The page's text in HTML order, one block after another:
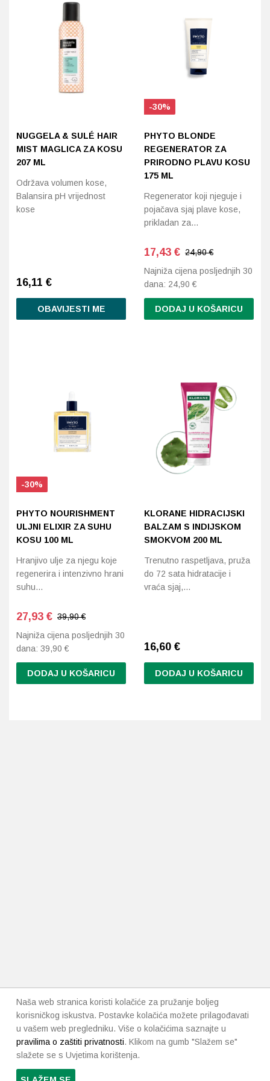
NUGGELA & SULÉ HAIR
MIST MAGLICA ZA KOSU
207 ML
Održava volumen kose,
Balansira pH vrijednost
kose
16,11 €
OBAVIJESTI ME
-30%
PHYTO BLONDE
REGENERATOR ZA
PRIRODNO PLAVU KOSU
175 ML
Regenerator koji njeguje i
pojačava sjaj plave kose,
prikladan za…
17,43 € 24,90 €
Najniža cijena posljednjih 30
dana: 24,90 €
DODAJ U KOŠARICU
-30%
PHYTO NOURISHMENT
ULJNI ELIXIR ZA SUHU
KOSU 100 ML
Hranjivo ulje za njegu koje
regenerira i intenzivno hrani
suhu…
27,93 € 39,90 €
Najniža cijena posljednjih 30
dana: 39,90 €
DODAJ U KOŠARICU
KLORANE HIDRACIJSKI
BALZAM S INDIJSKOM
SMOKVOM 200 ML
Trenutno raspetljava, pruža
do 72 sata hidratacije i
vraća sjaj,…
16,60 €
DODAJ U KOŠARICU
Naša web stranica koristi kolačiće za pružanje boljeg
korisničkog iskustva. Postavke kolačića možete prilagođavati
u vašem web pregledniku. Više o kolačićima saznajte u
pravilima o zaštiti privatnosti. Klikom na gumb "Slažem se"
slažete se s Uvjetima korištenja.